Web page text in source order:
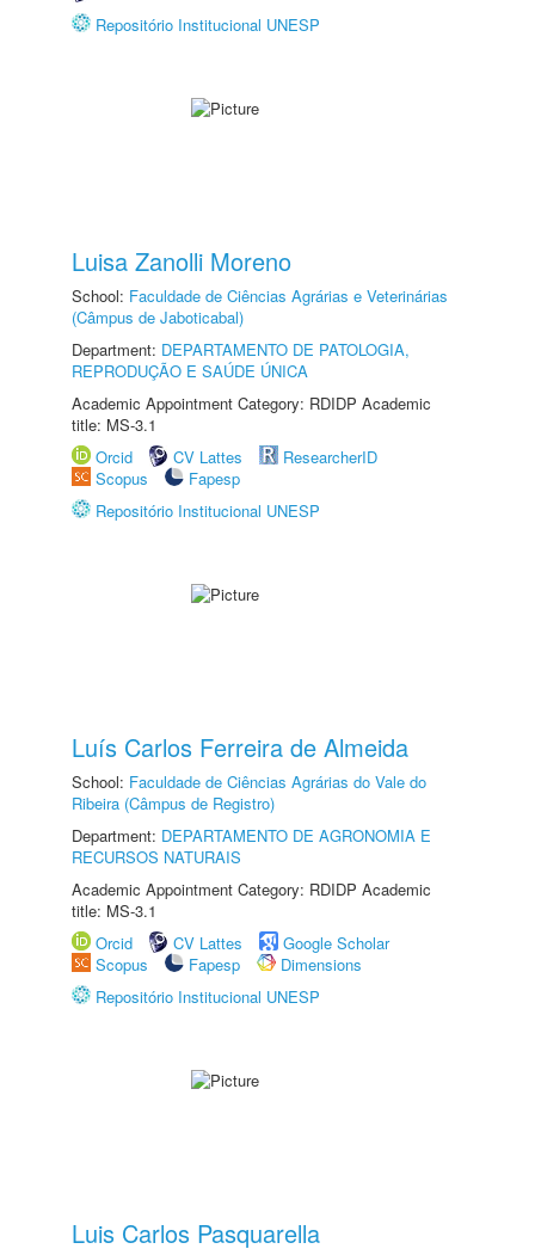
Repositório Institucional UNESP
Luisa Zanolli Moreno
School: Faculdade de Ciências Agrárias e Veterinárias
(Câmpus de Jaboticabal)
Department: DEPARTAMENTO DE PATOLOGIA,
REPRODUÇÃO E SAÚDE ÚNICA
Academic Appointment Category: RDIDP Academic
title: MS-3.1
Orcid
CV Lattes
ResearcherID
Scopus
Fapesp
Repositório Institucional UNESP
Luís Carlos Ferreira de Almeida
School: Faculdade de Ciências Agrárias do Vale do
Ribeira (Câmpus de Registro)
Department: DEPARTAMENTO DE AGRONOMIA E
RECURSOS NATURAIS
Academic Appointment Category: RDIDP Academic
title: MS-3.1
Orcid
CV Lattes
Google Scholar
Scopus
Fapesp
Dimensions
Repositório Institucional UNESP
Luis Carlos Pasquarella